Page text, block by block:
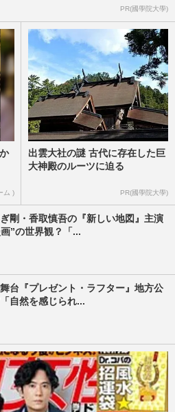
PR(國學院大學)
ム )
出雲大社の謎 古代に存在した巨
大神殿のルーツに迫る
PR(國學院大學)
剛・香取慎吾の『新しい地図』主演
”の世界観？「...
台『プレゼント・ラフター』地方公
自然を感じられ...